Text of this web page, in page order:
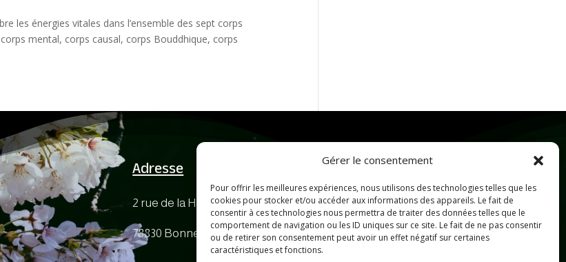
Gérer le consentement
Pour offrir les meilleures expériences, nous utilisons des technologies telles que les
cookies pour stocker et/ou accéder aux informations des appareils. Le fait de
consentir à ces technologies nous permettra de traiter des données telles que le
comportement de navigation ou les ID uniques sur ce site. Le fait de ne pas consentir
ou de retirer son consentement peut avoir un effet négatif sur certaines
caractéristiques et fonctions.
les énergies vitales dans l’ensemble des sept corps
mental, corps causal, corps Bouddhique, corps
Adresse
2 rue de la Haie Cochin,
78830 Bonnelles
Me Contacter
erika@surmonchemindelumiere.fr
06 69 42 82 26